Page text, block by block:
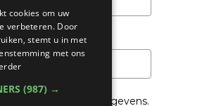
om met je gegevens.
cookies om uw
verbeteren. Door
stemt u in met
met ons
(987) →